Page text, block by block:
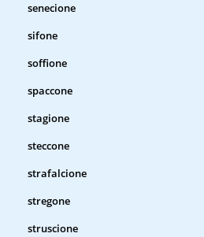
senecione
sifone
soffione
spaccone
stagione
steccone
strafalcione
stregone
struscione